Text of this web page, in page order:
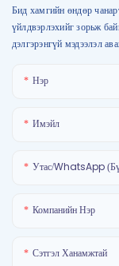
Бид хамгийн өндөр
үйлдвэрлэхийг зорьж
дэлгэрэнгүй мэдээлэл
Нэр
Имэйл
Утас/WhatsApp
Компанийн Нэр
Сэтгэл Ханамжтай